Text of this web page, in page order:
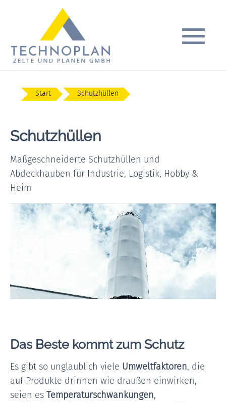
Start Schutzhüllen
Schutzhüllen
Maßgeschneiderte Schutzhüllen und
Abdeckhauben für Industrie, Logistik, Hobby &
Heim
Das Beste kommt zum Schutz
Es gibt so unglaublich viele Umweltfaktoren, die
auf Produkte drinnen wie draußen einwirken,
seien es Temperaturschwankungen,